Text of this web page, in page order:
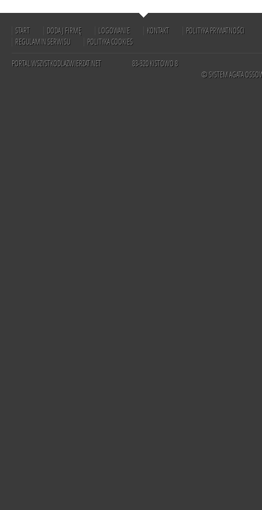
START DODAJ FIRMĘ LOGOWANIE KONTAKT
POLITYKA PRYWATNOŚCI
REGULAMIN SERWISU
POLITYKA COOKIES
PORTAL WSZYSTKODLAZWIERZAT.NET
83-320 KISTOWO 8
© SYSTEM AGATA